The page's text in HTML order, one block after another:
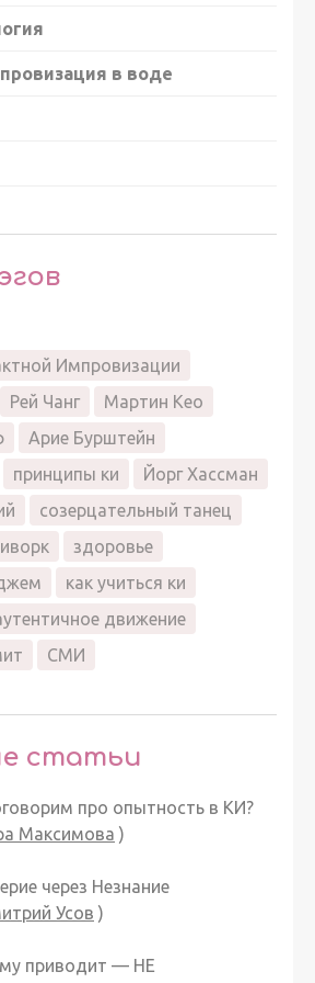
в воде
Импровизации
Рей Чанг
Мартин Кео
Арие Бурштейн
принципы ки
Йорг Хассман
созерцательный танец
здоровье
как учиться ки
движение
СМИ
статьи
про опытность в КИ?
Максимова )
через Незнание
Усов )
приводит — НЕ